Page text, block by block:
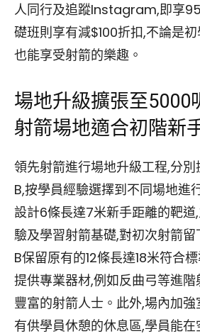
人同行及追蹤Instagram,即享
礎班則享有減$100折扣,不論是
也能享受射箭的樂趣。
場地升級擴張至5000
射箭場地適合初階新
領先射箭進行場地升級工程,分
B,按學員經驗選擇到不同場地進
設計6條長達7米新手距離的靶
驗及學習射箭基礎,對初次射箭
B保留原有的12條長達18米符合
提供專業器材,例如反曲弓等進
豐富的射箭人士。此外,場內加
有供學員休憩的休息區,學員能